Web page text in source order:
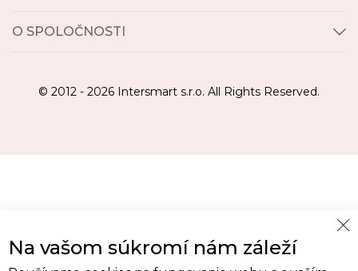
O SPOLOČNOSTI
© 2012 - 2026 Intersmart s.r.o. All Rights Reserved.
Na vašom súkromí nám záleží